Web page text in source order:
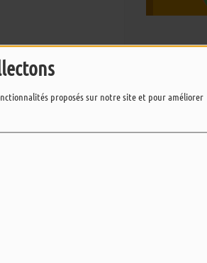
proposés sur notre site et pour améliorer
LES